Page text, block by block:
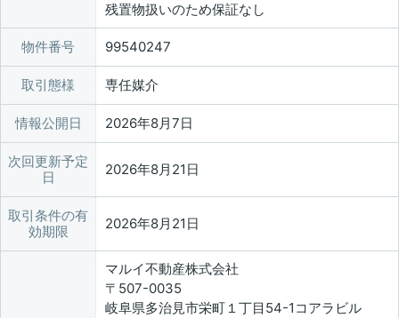
残置物扱いのため保証なし
物件番号 99540247
取引態様 専任媒介
情報公開日 2026年8月7日
次回更新予定
日
2026年8月21日
取引条件の有
効期限
2026年8月21日
マルイ不動産株式会社
〒507-0035
岐阜県多治見市栄町１丁目54-1コアラビル